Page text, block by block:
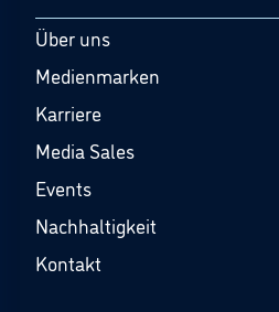
Über uns
Medienmarken
Karriere
Media Sales
Events
Nachhaltigkeit
Kontakt